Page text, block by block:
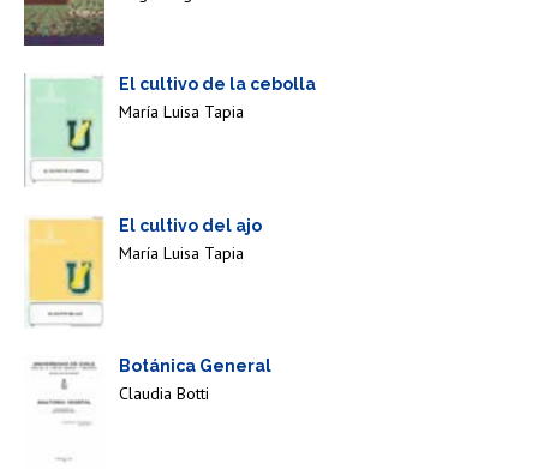
El cultivo de la cebolla
María Luisa Tapia
El cultivo del ajo
María Luisa Tapia
Botánica General
Claudia Botti